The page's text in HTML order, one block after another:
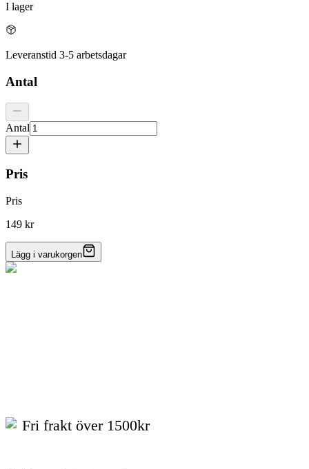
I lager
Leveranstid 3-5 arbetsdagar
Antal
Antal
Pris
Pris
149 kr
Lägg i varukorgen
Fri frakt över 1500kr